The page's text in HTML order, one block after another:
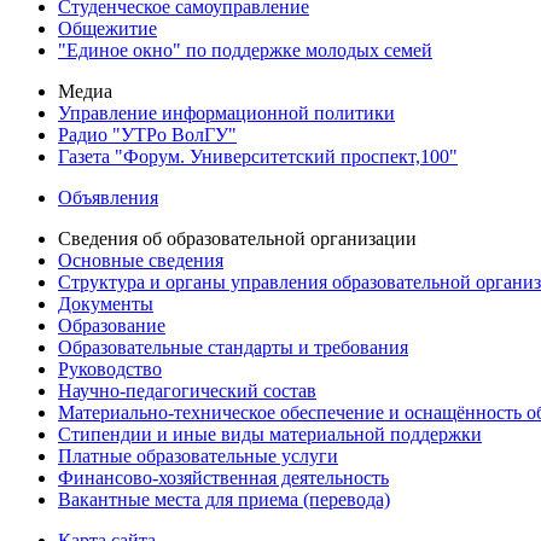
Студенческое самоуправление
Общежитие
"Единое окно" по поддержке молодых семей
Медиа
Управление информационной политики
Радио "УТРо ВолГУ"
Газета "Форум. Университетский проспект,100"
Объявления
Сведения об образовательной организации
Основные сведения
Структура и органы управления образовательной
Документы
Образование
Образовательные стандарты и требования
Руководство
Научно-педагогический состав
Материально-техническое обеспечение и оснащённость
Стипендии и иные виды материальной поддержки
Платные образовательные услуги
Финансово-хозяйственная деятельность
Вакантные места для приема (перевода)